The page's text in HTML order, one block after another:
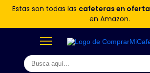
Estas son todas las cafeteras en oferta
en Amazon.